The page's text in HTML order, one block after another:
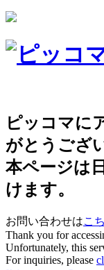
ピッコマに
がとうござ
本ページは
けます。
お問い合わせはこ
Thank you for
Unfortunately, this
For inquiries, please